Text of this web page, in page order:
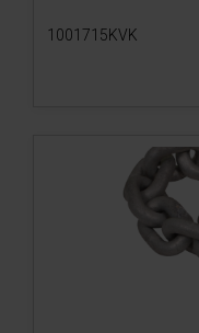
1001715KVK